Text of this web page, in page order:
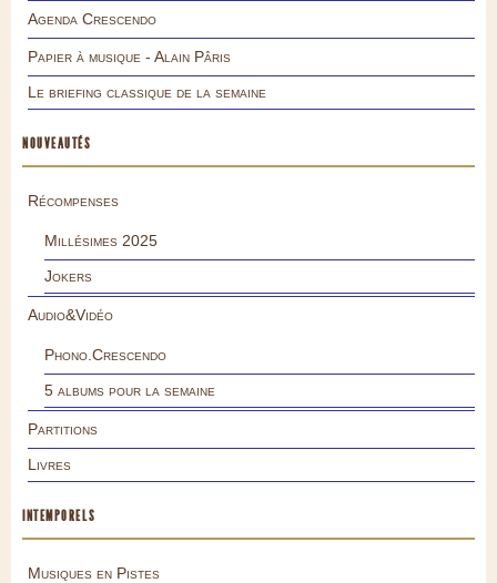
Agenda Crescendo
Papier à musique - Alain Pâris
Le briefing classique de la semaine
NOUVEAUTÉS
Récompenses
Millésimes 2025
Jokers
Audio&Vidéo
Phono.Crescendo
5 albums pour la semaine
Partitions
Livres
INTEMPORELS
Musiques en Pistes